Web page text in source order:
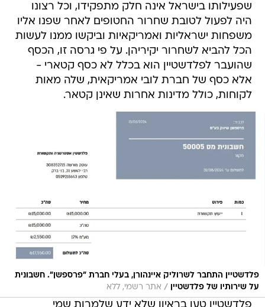
שפעילותו בישראל אינה חלק מתפקידו, וכל רצונו
היה לפעול לטובת שחרור החטופים לאחר שפנו אליו
משפחות ישראליות ואמריקאיות וביקשו ממנו לעשות
הכל להביא לשחרור יקיריהן. על פי גרסה זו, הכסף
שהועבר לפלדשטיין הוא בכלל לא כסף קטארי -
אלא כסף של חברת לובי אמריקאית, שלה מאות
לקוחות, כולל מדינות אחרות שאינן קטאר.
פלדשטיין התחבר לשרוליק איינהורן, בעלי חברת "פרספשן". חשבונית
על שירותיו של פלדשטיין
/ אתר רשמי, ללא
פלדשטיין טען בראיון שלא ידע שלמרות שמי